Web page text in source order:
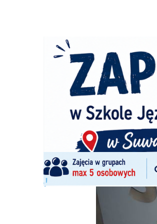
Ścieżka
nawigacyjna
Strona główna
30/07/2025 / 0
SOK z